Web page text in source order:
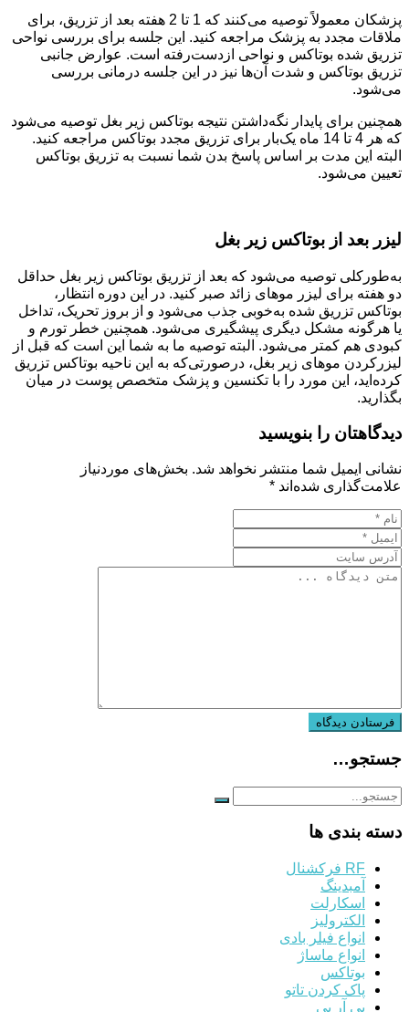
پزشکان معمولاً توصیه می‌کنند که 1 تا 2 هفته بعد از تزریق، برای
ملاقات مجدد به پزشک مراجعه کنید. این جلسه برای بررسی نواحی
تزریق شده بوتاکس و نواحی ازدست‌رفته است. عوارض جانبی
تزریق بوتاکس و شدت آن‌ها نیز در این جلسه درمانی بررسی
می‌شود.
همچنین برای پایدار نگه‌داشتن نتیجه بوتاکس زیر بغل توصیه می‌شود
که هر 4 تا 14 ماه یک‌بار برای تزریق مجدد بوتاکس مراجعه کنید.
البته این مدت بر اساس پاسخ بدن شما نسبت به تزریق بوتاکس
تعیین می‌شود.
لیزر بعد از بوتاکس زیر بغل
به‌طورکلی توصیه می‌شود که بعد از تزریق بوتاکس زیر بغل حداقل
دو هفته برای لیزر موهای زائد صبر کنید. در این دوره انتظار،
بوتاکس تزریق شده به‌خوبی جذب می‌شود و از بروز تحریک، تداخل
یا هرگونه مشکل دیگری پیشگیری می‌شود. همچنین خطر تورم و
کبودی هم کمتر می‌شود. البته توصیه ما به شما این است که قبل از
لیزرکردن موهای زیر بغل، درصورتی‌که به این ناحیه بوتاکس تزریق
کرده‌اید، این مورد را با تکنسین و پزشک متخصص پوست در میان
بگذارید.
دیدگاهتان را بنویسید
نشانی ایمیل شما منتشر نخواهد شد. بخش‌های موردنیاز
علامت‌گذاری شده‌اند *
جستجو…
دسته بندی ها
RF فرکشنال
آمبدینگ
اسکارلت
الکترولیز
انواع فیلر بادی
انواع ماساژ
بوتاکس
پاک کردن تاتو
پی آر پی